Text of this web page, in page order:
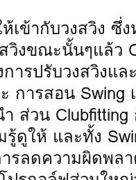
เข้ากับวงสวิง
งขณะนั้นๆแล้ว
การปรับวงสวิง
การสอน Swing
ส่วน
ดูให้ และทั้ง
รลดความผิดพ